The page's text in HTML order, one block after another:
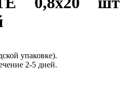
упаковке).
2-5 дней.